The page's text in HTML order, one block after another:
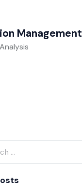
Management